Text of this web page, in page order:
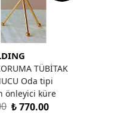
TÜBİTAK
Oda tipi
önleyici küre
₺ 770.00